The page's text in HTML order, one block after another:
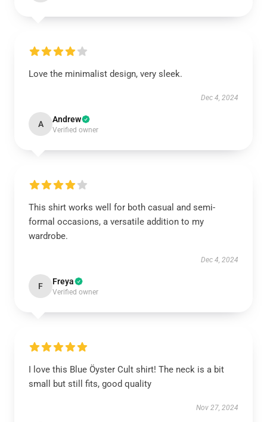
Love the minimalist design, very sleek.
Dec 4, 2024
A Andrew
Verified owner
This shirt works well for both casual and semi-
formal occasions, a versatile addition to my
wardrobe.
Dec 4, 2024
F Freya
Verified owner
I love this Blue Öyster Cult shirt! The neck is a bit
small but still fits, good quality
Nov 27, 2024